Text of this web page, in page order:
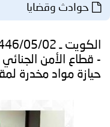
المجلس
مؤتمرات
و
اجتماعات
جهود
برامج
حوادث وقضايا
- قطاع الأمن
حيازة مواد مخدرة